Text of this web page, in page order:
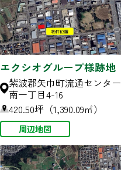
エクシオグループ様跡地
紫波郡矢巾町流通センター
南一丁目4-16
420.50坪（1,390.09㎡）
周辺地図